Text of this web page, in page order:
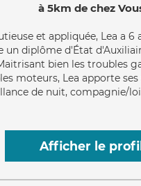
à 5km de chez
et appliquée, Lea a 6
un diplôme d'État
bien les troubles
moteurs, Lea apporte ses
de nuit, compagnie/
Afficher le profil